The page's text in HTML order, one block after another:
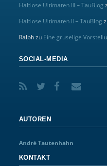
Haltlose Ultimaten III – TauBlog
Haltlose Ultimaten II – TauBlog
Ralphzu Eine gruselige
SOCIAL-MEDIA
AUTOREN
André Tautenhahn
KONTAKT